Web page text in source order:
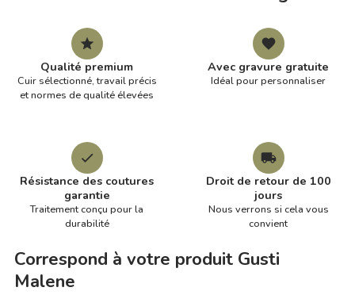
Qualité premium
Cuir sélectionné, travail précis
et normes de qualité élevées
Avec gravure gratuite
Idéal pour personnaliser
Résistance des coutures
garantie
Traitement conçu pour la
durabilité
Droit de retour de 100
jours
Nous verrons si cela vous
convient
Correspond à votre produit Gusti
Malene